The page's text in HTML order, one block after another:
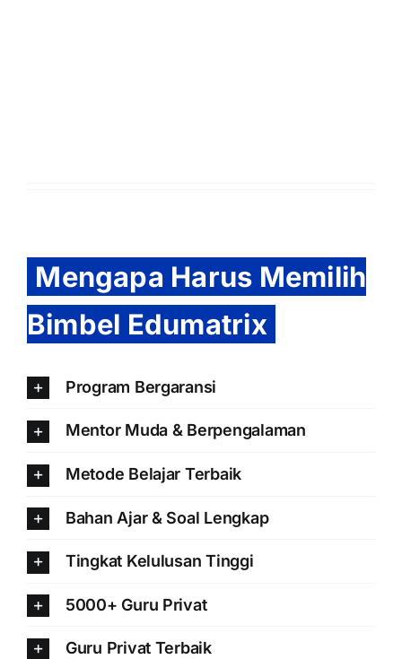
Mengapa Harus Memilih
Bimbel Edumatrix
Program Bergaransi
Mentor Muda & Berpengalaman
Metode Belajar Terbaik
Bahan Ajar & Soal Lengkap
Tingkat Kelulusan Tinggi
5000+ Guru Privat
Guru Privat Terbaik